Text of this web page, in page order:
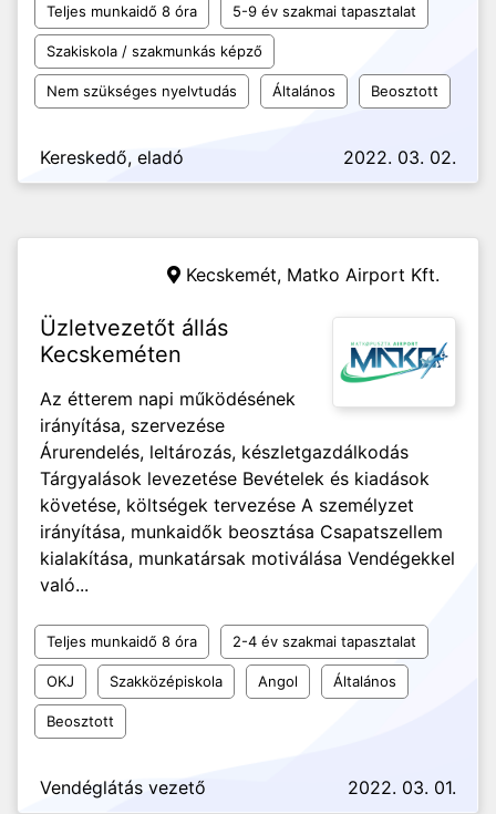
Teljes munkaidő 8 óra 5-9 év szakmai tapasztalat
Szakiskola / szakmunkás képző
Nem szükséges nyelvtudás Általános Beosztott
Kereskedő, eladó 2022. 03. 02.
Kecskemét, Matko Airport Kft.
Üzletvezetőt állás
Kecskeméten
Az étterem napi működésének
irányítása, szervezése
Árurendelés, leltározás, készletgazdálkodás
Tárgyalások levezetése Bevételek és kiadások
követése, költségek tervezése A személyzet
irányítása, munkaidők beosztása Csapatszellem
kialakítása, munkatársak motiválása Vendégekkel
való...
Teljes munkaidő 8 óra 2-4 év szakmai tapasztalat
OKJ Szakközépiskola Angol Általános
Beosztott
Vendéglátás vezető 2022. 03. 01.